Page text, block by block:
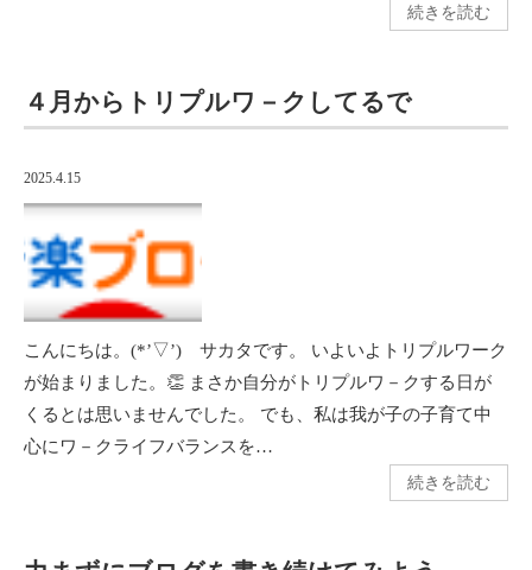
続きを読む
４月からトリプルワ－クしてるで
2025.4.15
こんにちは。(*’▽’) サカタです。 いよいよトリプルワーク
が始まりました。👏 まさか自分がトリプルワ－クする日が
くるとは思いませんでした。 でも、私は我が子の子育て中
心にワ－クライフバランスを…
続きを読む